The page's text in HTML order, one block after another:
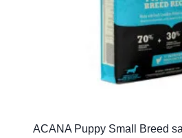
ACANA Puppy Small Breed